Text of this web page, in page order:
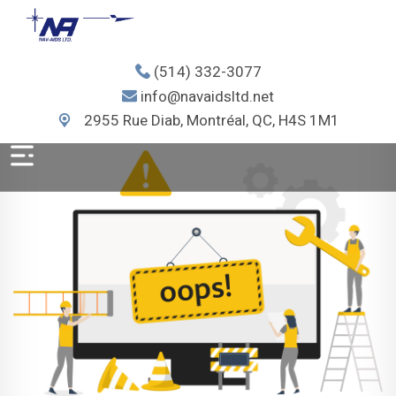
(514) 332-3077
info@navaidsltd.net
2955 Rue Diab, Montréal, QC, H4S 1M1